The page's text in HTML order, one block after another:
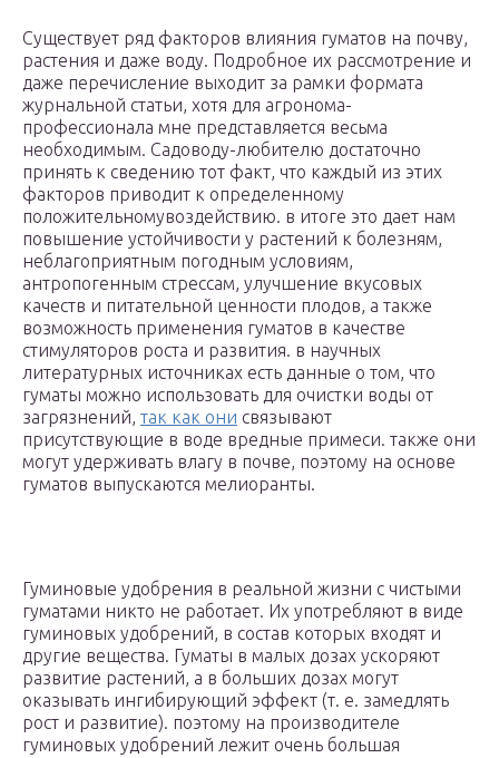
Существует ряд факторов влияния гуматов на почву,
растения и даже воду. Подробное их рассмотрение и
даже перечисление выходит за рамки формата
журнальной статьи, хотя для агронома-
профессионала мне представляется весьма
необходимым. Садоводу-любителю достаточно
принять к сведению тот факт, что каждый из этих
факторов приводит к определенному
положительномувоздействию. в итоге это дает нам
повышение устойчивости у растений к болезням,
неблагоприятным погодным условиям,
антропогенным стрессам, улучшение вкусовых
качеств и питательной ценности плодов, а также
возможность применения гуматов в качестве
стимуляторов роста и развития. в научных
литературных источниках есть данные о том, что
гуматы можно использовать для очистки воды от
загрязнений, так как они связывают
присутствующие в воде вредные примеси. также они
могут удерживать влагу в почве, поэтому на основе
гуматов выпускаются мелиоранты.
Гуминовые удобрения в реальной жизни с чистыми
гуматами никто не работает. Их употребляют в виде
гуминовых удобрений, в состав которых входят и
другие вещества. Гуматы в малых дозах ускоряют
развитие растений, а в больших дозах могут
оказывать ингибирующий эффект (т. е. замедлять
рост и развитие). поэтому на производителе
гуминовых удобрений лежит очень большая